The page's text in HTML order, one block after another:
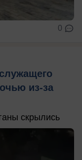
0
из-за
скрылись